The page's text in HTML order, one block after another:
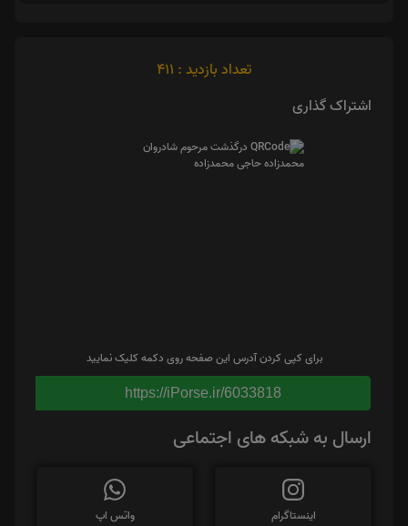
تعداد بازدید : 411
اشتراک گذاری
برای کپی کردن آدرس این صفحه روی دکمه کلیک نمایید
https://iPorse.ir/6033818
ارسال به شبکه های اجتماعی
اینستاگرام واتس اپ